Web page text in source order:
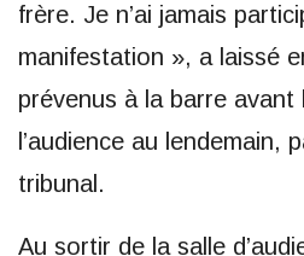
frère. Je n’ai jamais
manifestation », a laissé
prévenus à la barre avant
l’audience au lendemain,
tribunal.
Au sortir de la salle